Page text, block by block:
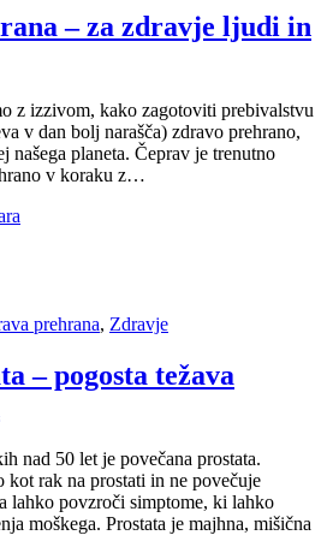
– za zdravje ljudi in
z izzivom, kako zagotoviti prebivalstvu
v dan bolj narašča) zdravo prehrano,
našega planeta. Čeprav je trenutno
v koraku z…
prehrana, Zdravje
– pogosta težava
nad 50 let je povečana prostata.
kot rak na prostati in ne povečuje
lahko povzroči simptome, ki lahko
moškega. Prostata je majhna, mišična